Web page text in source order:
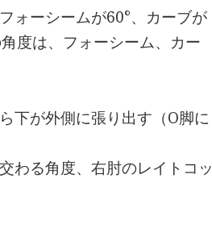
ォーシームが60°、カーブが
度は、フォーシーム、カー
下が外側に張り出す（O脚に
わる角度、右肘のレイトコッ